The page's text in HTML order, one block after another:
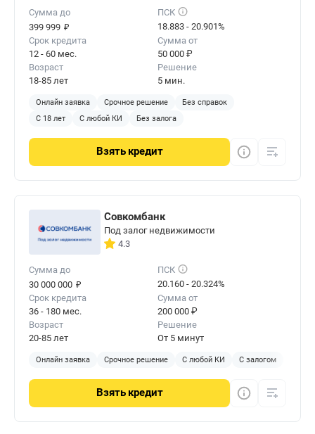
Сумма до
399 999 ₽
ПСК
18.883 - 20.901%
Срок кредита
12 - 60 мес.
Сумма от
50 000 ₽
Возраст
18-85 лет
Решение
5 мин.
Онлайн заявка Срочное решение
Без справок
С 18 лет
С любой КИ Без залога
Взять кредит
Совкомбанк
Под залог недвижимости
4.3
Сумма до
30 000 000 ₽
ПСК
20.160 - 20.324%
Срок кредита
36 - 180 мес.
Сумма от
200 000 ₽
Возраст
20-85 лет
Решение
От 5 минут
Онлайн заявка Срочное решение С любой КИ С залогом
Взять кредит